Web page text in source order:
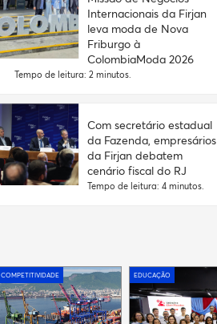
Internacionais da Firjan
leva moda de Nova
Friburgo à
ColombiaModa 2026
Tempo de leitura: 2 minutos.
Com secretário estadual
da Fazenda, empresários
da Firjan debatem
cenário fiscal do RJ
Tempo de leitura: 4 minutos.
COMPETITIVIDADE EDUCAÇÃO